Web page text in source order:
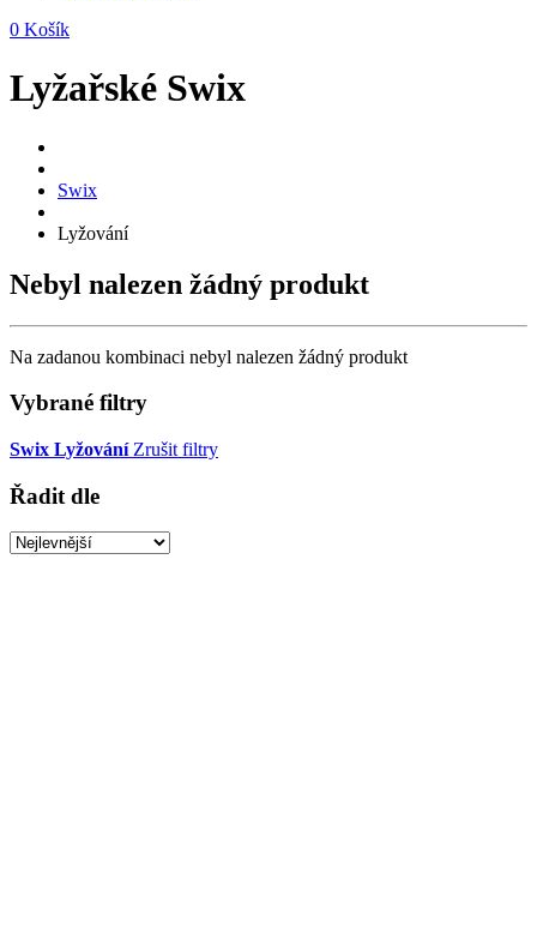
0 Košík
Lyžařské Swix
Swix
Lyžování
Nebyl nalezen žádný produkt
Na zadanou kombinaci nebyl nalezen žádný produkt
Vybrané filtry
Swix Lyžování Zrušit filtry
Řadit dle